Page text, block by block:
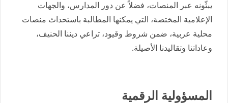
يبثّونه عبر المنصات، فضلاً عن دور المدارس، والجهات
الإعلامية المختصة، التي يمكنها المطالبة باستحداث منصات
محلية عربية، ضمن شروط وقيود، تراعي ديننا الحنيف،
وعاداتنا وتقاليدنا الأصيلة.
المسؤولية الرقمية